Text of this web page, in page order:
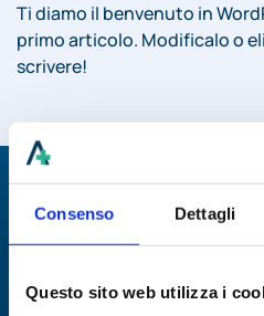
Consenso Dettagli
Questo sito web utilizza i
Ti diamo il benvenuto in
primo articolo. Modificalo o
scrivere!